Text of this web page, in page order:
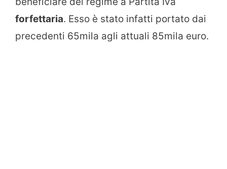
forfettaria. Esso è stato infatti portato dai
precedenti 65mila agli attuali 85mila euro.